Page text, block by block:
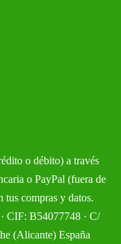
o débito) a través
o PayPal (fuera de
tus compras y datos.
CIF: B54077748 · C/
(Alicante) España